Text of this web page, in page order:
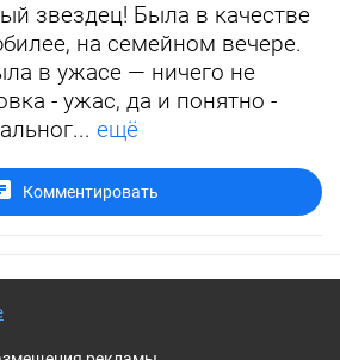
звездец! Была в качестве
на семейном вечере.
в ужасе — ничего не
- ужас, да и понятно -
ещё
Комментировать